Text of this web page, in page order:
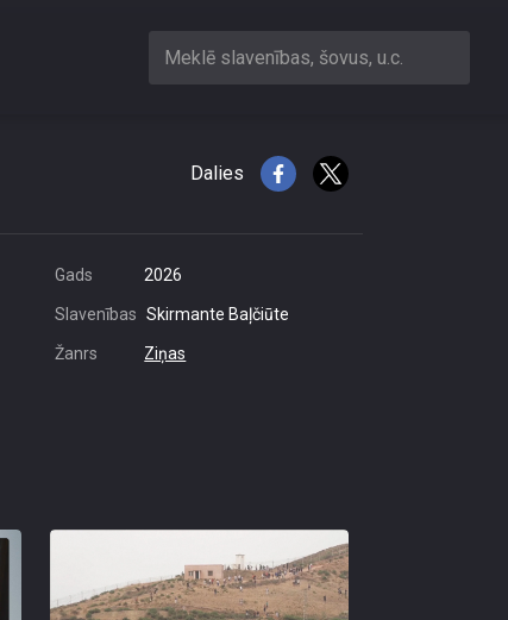
Meklē slavenības, šovus, u.c.
Dalies
Gads 2026
Slavenības Skirmante Baļčiūte
Žanrs Ziņas